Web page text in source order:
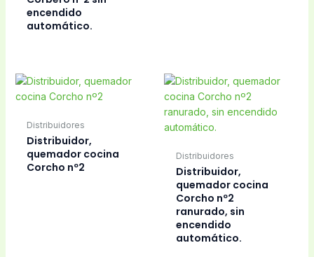
encendido
automático.
Distribuidores
Distribuidor,
quemador cocina
Corcho nº2
Distribuidores
Distribuidor,
quemador cocina
Corcho nº2
ranurado, sin
encendido
automático.